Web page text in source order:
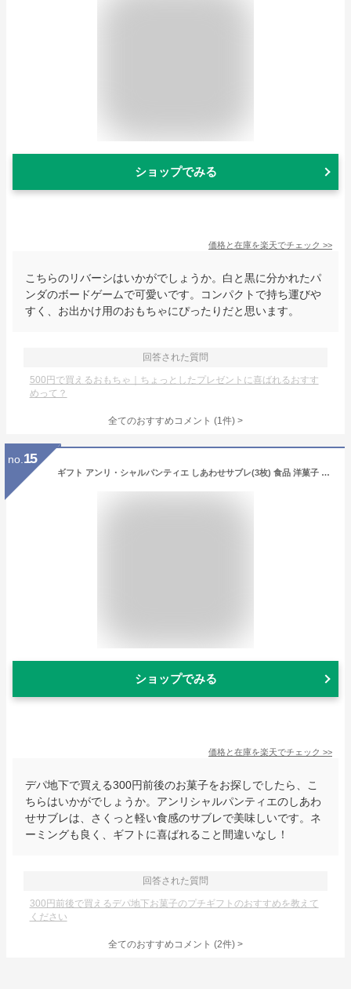
ショップでみる
価格と在庫を楽天でチェック >>
こちらのリバーシはいかがでしょうか。白と黒に分かれたパ
ンダのボードゲームで可愛いです。コンパクトで持ち運びや
すく、お出かけ用のおもちゃにぴったりだと思います。
回答された質問
500円で買えるおもちゃ｜ちょっとしたプレゼントに喜ばれるおすす
めって？
全てのおすすめコメント (1件) >
no. 15
ギフト アンリ・シャルパンティエ しあわせサブレ(3枚) 食品 洋菓子 スイーツ 焼き菓子詰合せ 内祝・出産祝・誕生日・入園・御祝・ギフト・結婚祝・販促ギフト・景品 【挨拶・内祝】【父の日・母の日】フィナンシェ・マドレーヌ アンリシャルパンティエ※のし対応不可
ショップでみる
価格と在庫を楽天でチェック >>
デパ地下で買える300円前後のお菓子をお探しでしたら、こ
ちらはいかがでしょうか。アンリシャルパンティエのしあわ
せサブレは、さくっと軽い食感のサブレで美味しいです。ネ
ーミングも良く、ギフトに喜ばれること間違いなし！
回答された質問
300円前後で買えるデパ地下お菓子のプチギフトのおすすめを教えて
ください
全てのおすすめコメント (2件) >